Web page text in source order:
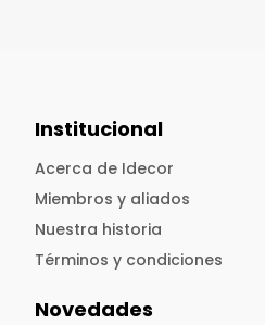
Institucional
Acerca de Idecor
Miembros y aliados
Nuestra historia
Términos y condiciones
Novedades